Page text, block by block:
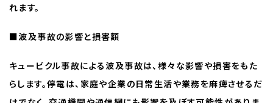
れます。
■波及事故の影響と損害額
キュービクル事故による波及事故は、様々な影響や損害をもた
らします。停電は、家庭や企業の日常生活や業務を麻痺させるだ